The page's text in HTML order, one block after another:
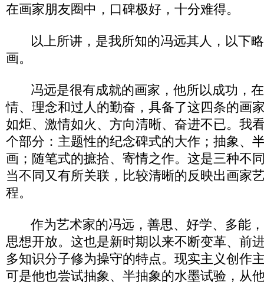
在画家朋友圈中，口碑极好，十分难得。
以上所讲，是我所知的冯远其人，以下略
画。
冯远是很有成就的画家，他所以成功，在
情、理念和过人的勤奋，具备了这四条的画
如炬、激情如火、方向清晰、奋进不已。我
个部分：主题性的纪念碑式的大作；抽象、
画；随笔式的摭拾、寄情之作。这是三种不
当不同又有所关联，比较清晰的反映出画家
程。
作为艺术家的冯远，善思、好学、多能，
思想开放。这也是新时期以来不断变革、前
多知识分子修为操守的特点。现实主义创作
可是他也尝试抽象、半抽象的水墨试验，从